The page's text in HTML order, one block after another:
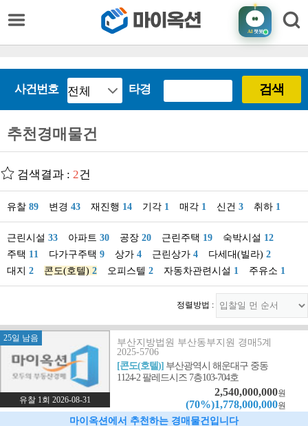
AI챗봇
사건번호 타경 검색
추천경매물건
검색결과 : 2건
유찰 89 변경 43 재진행 14 기각 1 매각 1 신건 3 취하 1
근린시설 33 아파트 30 공장 20 근린주택 19 숙박시설 12
주택 11 다가구주택 9 상가 4 근린상가 4 다세대(빌라) 2
대지 2 콘도(호텔) 2 오피스텔 2 자동차관련시설 1 주유소 1
정렬방법 :
25일 남음
유찰 1회 2026-08-31
부산지방법원 부산동부지원 경매5계
2025-5706
[콘도(호텔)] 부산광역시 해운대구 중동
1124-2 팔레드시즈 7층103-704호
2,540,000,000원
(70%)1,778,000,000원
마이옥션에서 추천하는 경매물건입니다